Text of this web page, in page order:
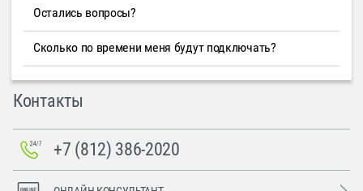
Остались вопросы?
Сколько по времени меня будут подключать?
Контакты
+7 (812) 386-2020